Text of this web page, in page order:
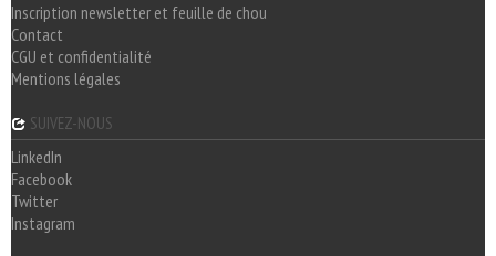
Inscription newsletter et feuille de chou
Contact
CGU et confidentialité
Mentions légales
SUIVEZ-NOUS
LinkedIn
Facebook
Twitter
Instagram